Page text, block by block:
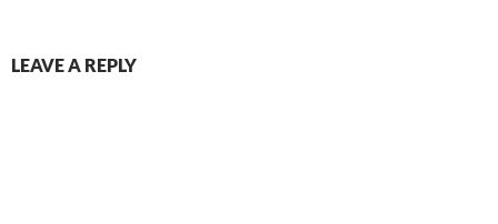
LEAVE A REPLY